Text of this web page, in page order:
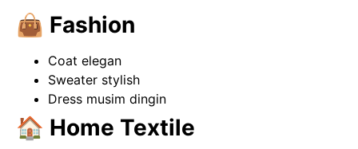
👜 Fashion
Coat elegan
Sweater stylish
Dress musim dingin
🏠 Home Textile